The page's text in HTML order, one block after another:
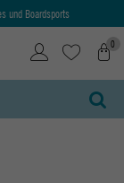
und Boardsports
0